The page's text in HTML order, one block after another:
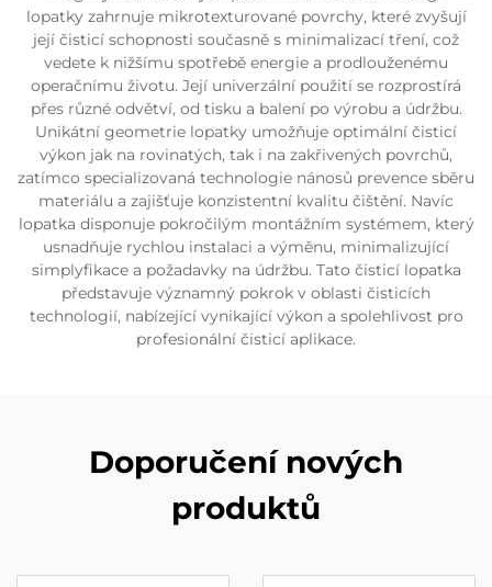
lopatky zahrnuje mikrotexturované povrchy, které zvyšují
její čisticí schopnosti současně s minimalizací tření, což
vedete k nižšímu spotřebě energie a prodlouženému
operačnímu životu. Její univerzální použití se rozprostírá
přes různé odvětví, od tisku a balení po výrobu a údržbu.
Unikátní geometrie lopatky umožňuje optimální čisticí
výkon jak na rovinatých, tak i na zakřivených povrchů,
zatímco specializovaná technologie nánosů prevence sběru
materiálu a zajišťuje konzistentní kvalitu čištění. Navíc
lopatka disponuje pokročilým montážním systémem, který
usnadňuje rychlou instalaci a výměnu, minimalizující
simplyfikace a požadavky na údržbu. Tato čisticí lopatka
představuje významný pokrok v oblasti čisticích
technologií, nabízející vynikající výkon a spolehlivost pro
profesionální čisticí aplikace.
Doporučení nových
produktů